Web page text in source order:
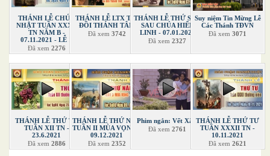
THÁNH LỄ CHÚA
NHẬT TUẦN XXXII
TN NĂM B -
07.11.2021 - LỄ 1
Đã xem 2276
THÁNH LỄ LTX TẠI
ĐỒI THÁNH TÂM
Đã xem 3742
THÁNH LỄ THỨ SÁU
SAU CHÚA HIỂN
LINH - 07.01.2022
Đã xem2327
Suy niệm Tin Mừng Lễ
Các Thánh TĐVN
Đã xem3071
THÁNH LỄ THỨ TƯ
TUẦN XII TN -
23.6.2021
Đã xem 2886
THÁNH LỄ THỨ NĂM
TUẦN II MÙA VỌNG -
09.12.2021
Đã xem 2352
Phim ngắn: Vết Xăm
Đã xem2761
THÁNH LỄ THỨ TƯ
TUẦN XXXII TN -
10.11.2021
Đã xem2621